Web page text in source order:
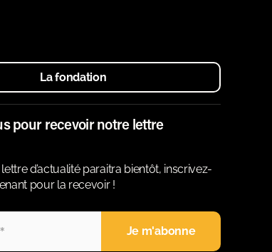
La fondation
pour recevoir notre lettre
d’actualité paraitra bientôt, inscrivez-
pour la recevoir !